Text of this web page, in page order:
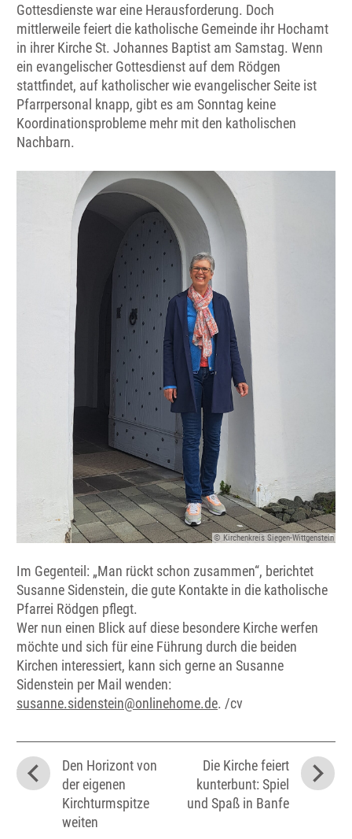
Gottesdienste war eine Herausforderung. Doch
mittlerweile feiert die katholische Gemeinde ihr Hochamt
in ihrer Kirche St. Johannes Baptist am Samstag. Wenn
ein evangelischer Gottesdienst auf dem Rödgen
stattfindet, auf katholischer wie evangelischer Seite ist
Pfarrpersonal knapp, gibt es am Sonntag keine
Koordinationsprobleme mehr mit den katholischen
Nachbarn.
© Kirchenkreis Siegen-Wittgenstein
Im Gegenteil: „Man rückt schon zusammen“, berichtet
Susanne Sidenstein, die gute Kontakte in die katholische
Pfarrei Rödgen pflegt.
Wer nun einen Blick auf diese besondere Kirche werfen
möchte und sich für eine Führung durch die beiden
Kirchen interessiert, kann sich gerne an Susanne
Sidenstein per Mail wenden:
susanne.sidenstein@onlinehome.de. /cv
Den Horizont von
der eigenen
Kirchturmspitze
weiten
Die Kirche feiert
kunterbunt: Spiel
und Spaß in Banfe